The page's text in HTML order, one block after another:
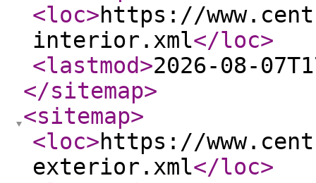
<loc>https://
interior.xml</loc>
<lastmod>2026-08-
</sitemap>
<sitemap>
<loc>https://
exterior.xml</loc>